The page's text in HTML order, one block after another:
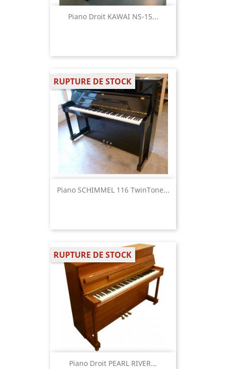
Piano Droit KAWAI NS-15...
Piano SCHIMMEL 116 TwinTone...
RUPTURE DE STOCK
Piano Droit PEARL RIVER...
RUPTURE DE STOCK